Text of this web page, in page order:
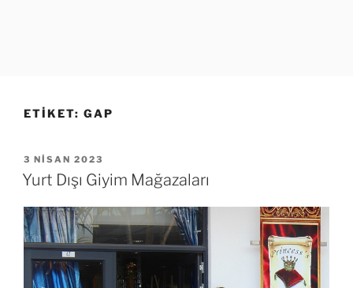
ETIKET: GAP
YAYIM
TARIHI
3 NISAN 2023
Yurt Dışı Giyim Mağazaları